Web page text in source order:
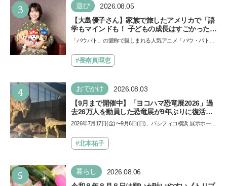
3 遊び 2026.08.05
【大島優子さん】家族で旅したアメリカで「語
学もマインドも！ 子どもの成長はすごかった」
声優をつとめた映画『パウ・パトロール ザ・ダ
できると子どもに知ってほしい
「パウパト」の愛称で親しまれる人気アニメ「パウ・パトロ
ザ…
#長南真理恵
4 おでかけ 2026.08.03
【9月まで開催中】「ヨコハマ恐竜展2026」過
去26万人を動員した恐竜展が9年ぶりに復活！
夏休みのおでかけで楽しむポイントを完全ガイ
2026年7月17日(金)〜9月6日(日)、パシフィコ横浜 展示ホール
催…
#北本祐子
5 暮らし 2026.08.06